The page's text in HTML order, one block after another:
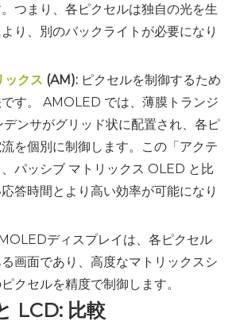
つまり、各ピクセルは独自の光を生
り、別のバックライトが必要になり
ックス (AM): ピクセルを制御するため
す。 AMOLED では、薄膜トランジ
ンサがグリッド状に配置され、各ピ
を個別に制御します。この「アクテ
パッシブ マトリックス OLED と比
答時間とより高い効率が可能になり
ディスプレイは、各ピクセル
画面であり、高度なマトリックスシ
クセルを精度で制御します。
LCD: 比較